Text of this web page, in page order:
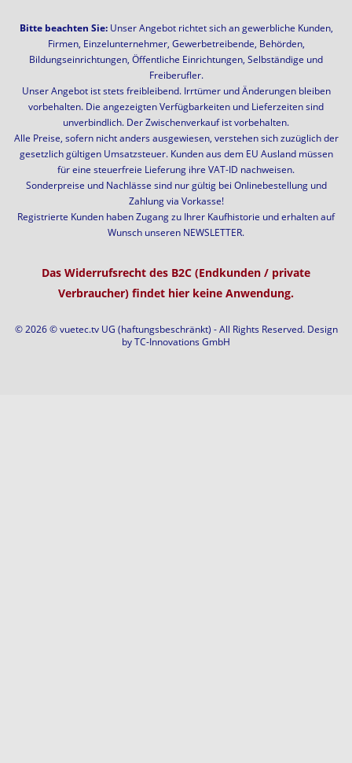
Bitte beachten Sie:Unser Angebot richtet sich an gewerbliche Kunden,
Firmen, Einzelunternehmer, Gewerbetreibende, Behörden,
Bildungseinrichtungen, Öffentliche Einrichtungen, Selbständige und
Freiberufler.
Unser Angebot ist stets freibleibend. Irrtümer und Änderungen bleiben
vorbehalten. Die angezeigten Verfügbarkeiten und Lieferzeiten sind
unverbindlich. Der Zwischenverkauf ist vorbehalten.
Alle Preise, sofern nicht anders ausgewiesen, verstehen sich zuzüglich der
gesetzlich gültigen Umsatzsteuer. Kunden aus dem EU Ausland müssen
für eine steuerfreie Lieferung ihre VAT-ID nachweisen.
Sonderpreise und Nachlässe sind nur gültig bei Onlinebestellung und
Zahlung via Vorkasse!
Registrierte Kunden haben Zugang zu Ihrer Kaufhistorie und erhalten auf
Wunsch unseren NEWSLETTER.
Das Widerrufsrecht des B2C (Endkunden / private
Verbraucher) findet hier keine Anwendung.
© 2026 © vuetec.tv UG (haftungsbeschränkt) - All Rights Reserved. Design
byTC-Innovations GmbH